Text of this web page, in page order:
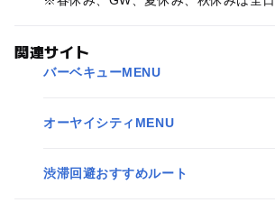
関連サイト
バーベキューMENU
オーヤイシティMENU
渋滞回避おすすめルート